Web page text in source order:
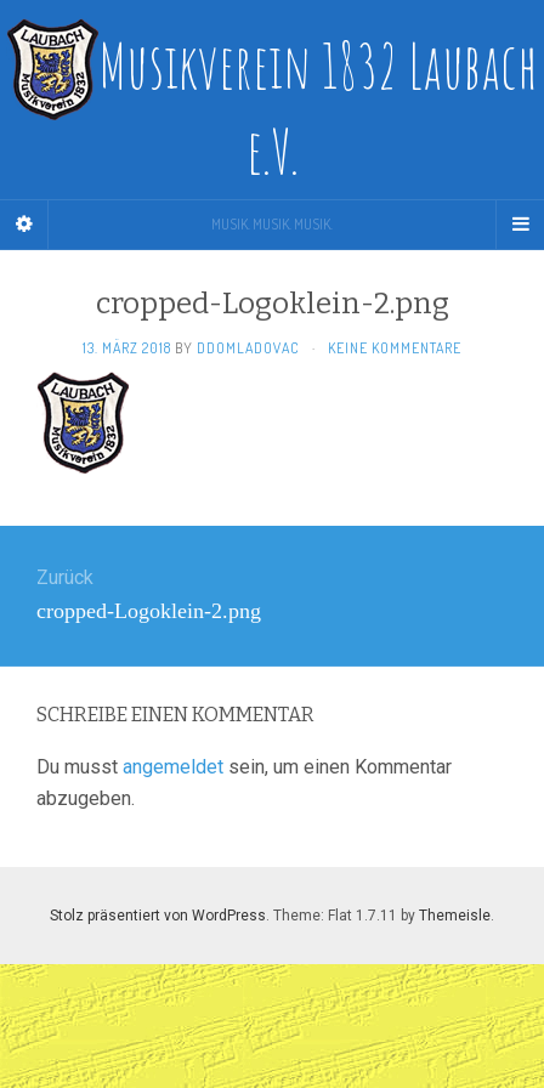
Musikverein 1832 Laubach
e.V.
MUSIK. MUSIK. MUSIK.
cropped-Logoklein-2.png
13. MÄRZ 2018 BY DDOMLADOVAC · KEINE KOMMENTARE
Zurück
Vorheriger
cropped-Logoklein-2.png
SCHREIBE EINEN KOMMENTAR
Du musst angemeldet sein, um einen Kommentar
abzugeben.
Stolz präsentiert von WordPress. Theme: Flat 1.7.11 by Themeisle.